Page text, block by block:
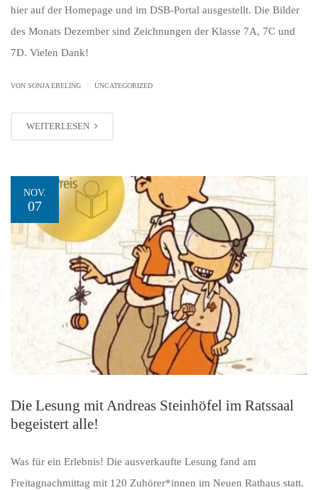
hier auf der Homepage und im DSB-Portal ausgestellt. Die Bilder
des Monats Dezember sind Zeichnungen der Klasse 7A, 7C und
7D. Vielen Dank!
VON SONJA EBELING UNCATEGORIZED
WEITERLESEN
NOV.
07
Die Lesung mit Andreas Steinhöfel im Ratssaal
begeistert alle!
Was für ein Erlebnis! Die ausverkaufte Lesung fand am
Freitagnachmittag mit 120 Zuhörer*innen im Neuen Rathaus statt.